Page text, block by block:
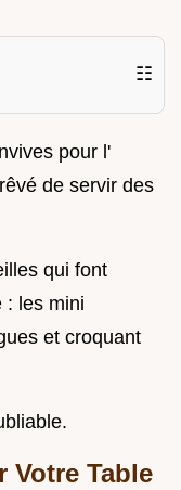
☷
pour l'
de servir des
qui font
: les mini
et croquant
Votre Table